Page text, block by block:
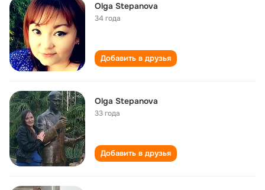
Olga Stepanova
34 года
Добавить в друзья
Olga Stepanova
33 года
Добавить в друзья